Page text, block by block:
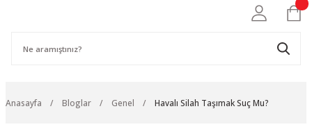
Anasayfa Bloglar Genel Havalı Silah Taşımak Suç Mu?